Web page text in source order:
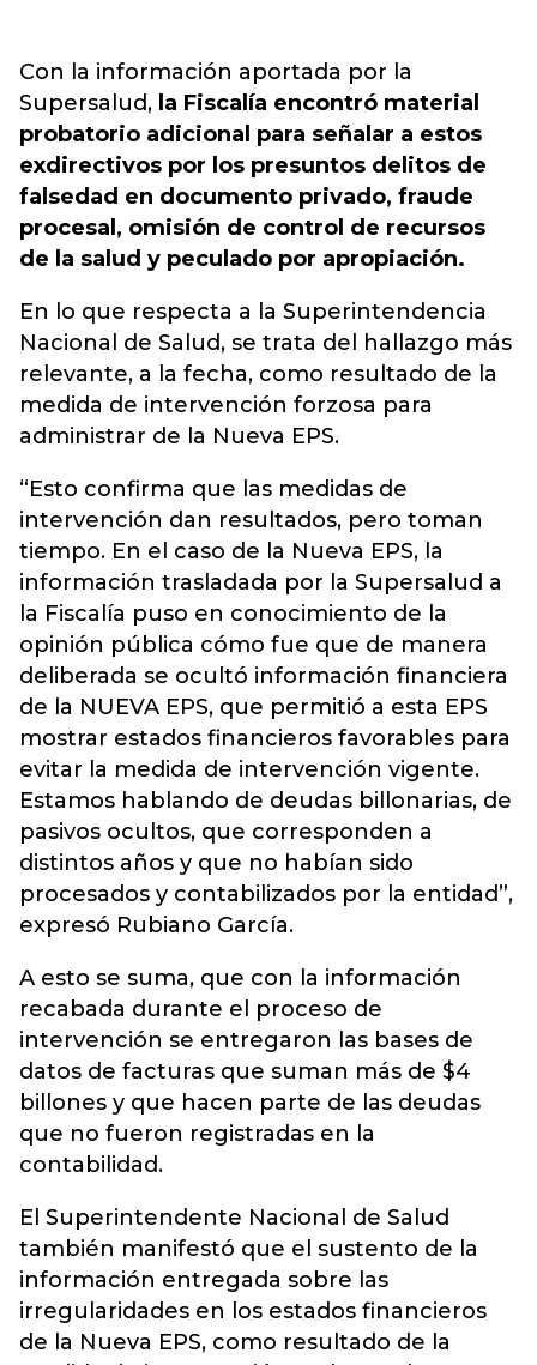
Con la información aportada por la
Supersalud, la Fiscalía encontró material
probatorio adicional para señalar a estos
exdirectivos por los presuntos delitos de
falsedad en documento privado, fraude
procesal, omisión de control de recursos
de la salud y peculado por apropiación.
En lo que respecta a la Superintendencia
Nacional de Salud, se trata del hallazgo más
relevante, a la fecha, como resultado de la
medida de intervención forzosa para
administrar de la Nueva EPS.
“Esto confirma que las medidas de
intervención dan resultados, pero toman
tiempo. En el caso de la Nueva EPS, la
información trasladada por la Supersalud a
la Fiscalía puso en conocimiento de la
opinión pública cómo fue que de manera
deliberada se ocultó información financiera
de la NUEVA EPS, que permitió a esta EPS
mostrar estados financieros favorables para
evitar la medida de intervención vigente.
Estamos hablando de deudas billonarias, de
pasivos ocultos, que corresponden a
distintos años y que no habían sido
procesados y contabilizados por la entidad”,
expresó Rubiano García.
A esto se suma, que con la información
recabada durante el proceso de
intervención se entregaron las bases de
datos de facturas que suman más de $4
billones y que hacen parte de las deudas
que no fueron registradas en la
contabilidad.
El Superintendente Nacional de Salud
también manifestó que el sustento de la
información entregada sobre las
irregularidades en los estados financieros
de la Nueva EPS, como resultado de la